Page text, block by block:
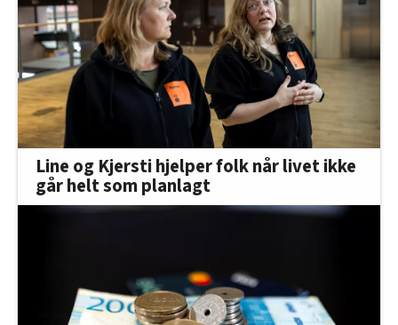
Line og Kjersti hjelper folk når livet ikke
går helt som planlagt